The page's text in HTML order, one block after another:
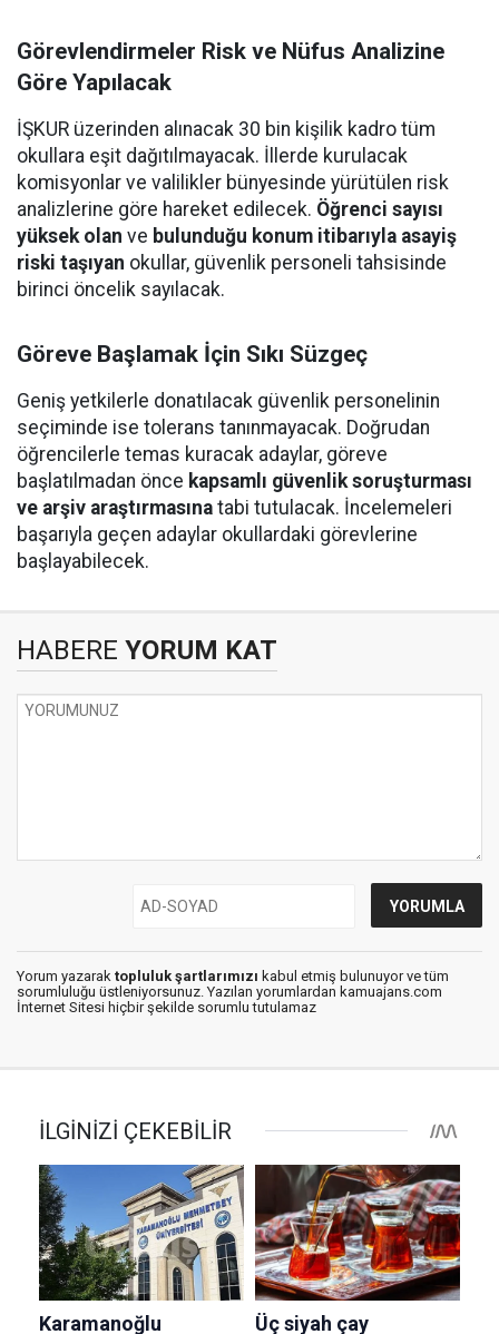
Görevlendirmeler Risk ve Nüfus Analizine
Göre Yapılacak
İŞKUR üzerinden alınacak 30 bin kişilik kadro tüm
okullara eşit dağıtılmayacak. İllerde kurulacak
komisyonlar ve valilikler bünyesinde yürütülen risk
analizlerine göre hareket edilecek. Öğrenci sayısı
yüksek olan ve bulunduğu konum itibarıyla asayiş
riski taşıyan okullar, güvenlik personeli tahsisinde
birinci öncelik sayılacak.
Göreve Başlamak İçin Sıkı Süzgeç
Geniş yetkilerle donatılacak güvenlik personelinin
seçiminde ise tolerans tanınmayacak. Doğrudan
öğrencilerle temas kuracak adaylar, göreve
başlatılmadan önce kapsamlı güvenlik soruşturması
ve arşiv araştırmasına tabi tutulacak. İncelemeleri
başarıyla geçen adaylar okullardaki görevlerine
başlayabilecek.
HABERE YORUM KAT
Yorum yazarak topluluk şartlarımızı kabul etmiş bulunuyor ve tüm
sorumluluğu üstleniyorsunuz. Yazılan yorumlardan kamuajans.com
İnternet Sitesi hiçbir şekilde sorumlu tutulamaz